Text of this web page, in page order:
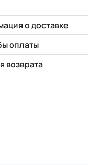
о доставке
оплаты
возврата